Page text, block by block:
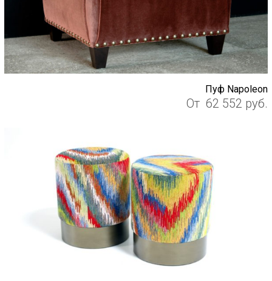
Пуф Napoleon
От 62 552 руб.